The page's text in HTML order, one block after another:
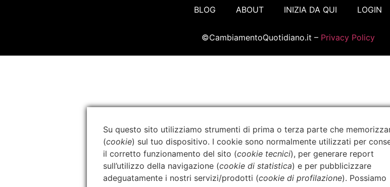
BLOG ABOUT INIZIA DA QUI LOGIN
©CambiamentoQuotidiano.it – Privacy Policy
Su questo sito utilizziamo strumenti di prima o terza parte che
(cookie) sul tuo dispositivo. I cookie sono normalmente utilizzati per
il corretto funzionamento del sito (cookie tecnici), per generare report
sull’utilizzo della navigazione (cookie di statistica) e per pubblicizzare
adeguatamente i nostri servizi/prodotti (cookie di profilazione). Possiamo